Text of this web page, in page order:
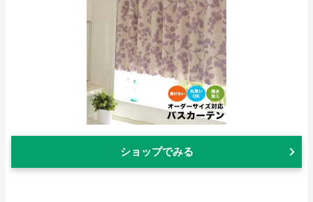
ショップでみる